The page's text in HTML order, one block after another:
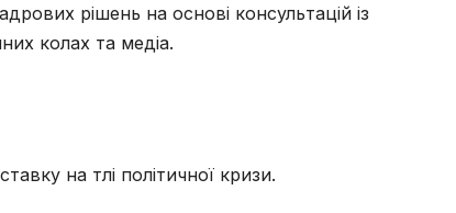
рішень на основі консультацій із
колах та медіа.
на тлі політичної кризи.